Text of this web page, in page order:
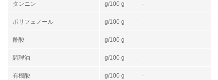
タンニン g/100 g -
ポリフェノール g/100 g -
酢酸 g/100 g -
調理油 g/100 g -
有機酸 g/100 g -